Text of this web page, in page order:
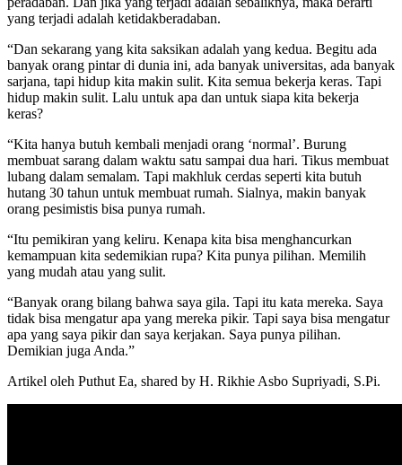
yang terjadi adalah ketidakberadaban.
“Dan sekarang yang kita saksikan adalah yang kedua. Begitu ada
banyak orang pintar di dunia ini, ada banyak universitas, ada banyak
sarjana, tapi hidup kita makin sulit. Kita semua bekerja keras. Tapi
hidup makin sulit. Lalu untuk apa dan untuk siapa kita bekerja
keras?
“Kita hanya butuh kembali menjadi orang ‘normal’. Burung
membuat sarang dalam waktu satu sampai dua hari. Tikus membuat
lubang dalam semalam. Tapi makhluk cerdas seperti kita butuh
hutang 30 tahun untuk membuat rumah. Sialnya, makin banyak
orang pesimistis bisa punya rumah.
“Itu pemikiran yang keliru. Kenapa kita bisa menghancurkan
kemampuan kita sedemikian rupa? Kita punya pilihan. Memilih
yang mudah atau yang sulit.
“Banyak orang bilang bahwa saya gila. Tapi itu kata mereka. Saya
tidak bisa mengatur apa yang mereka pikir. Tapi saya bisa mengatur
apa yang saya pikir dan saya kerjakan. Saya punya pilihan.
Demikian juga Anda.”
Artikel oleh Puthut Ea, shared by H. Rikhie Asbo Supriyadi, S.Pi.